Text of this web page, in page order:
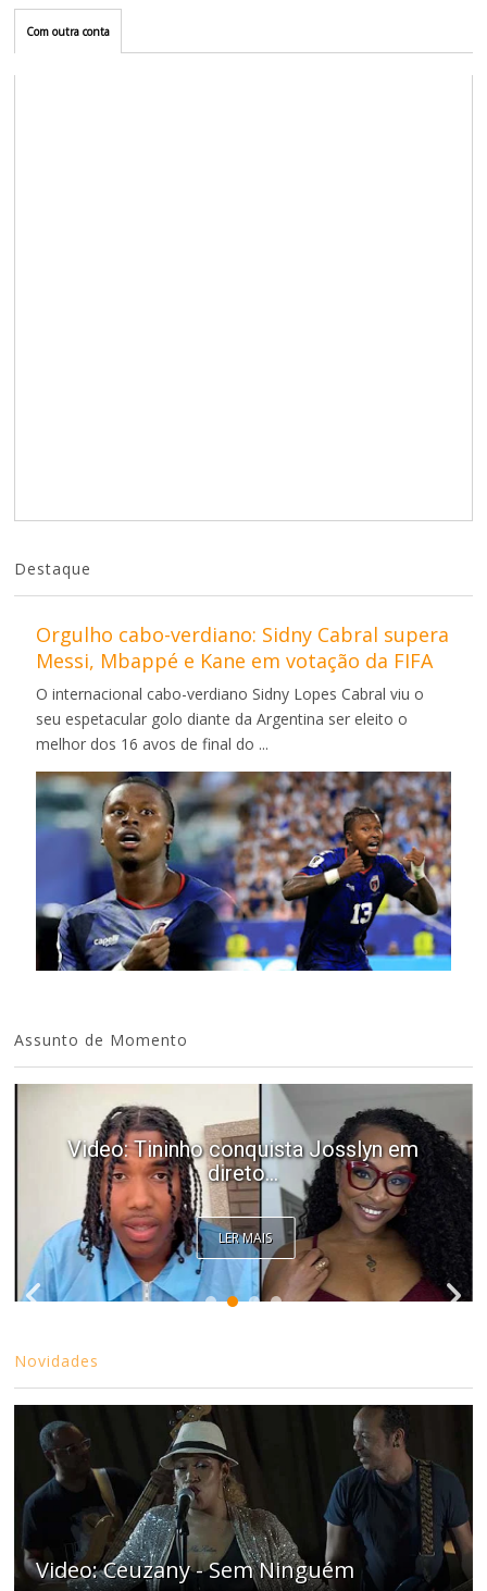
Com outra conta
Destaque
Orgulho cabo-verdiano: Sidny Cabral supera
Messi, Mbappé e Kane em votação da FIFA
O internacional cabo-verdiano Sidny Lopes Cabral viu o
seu espetacular golo diante da Argentina ser eleito o
melhor dos 16 avos de final do ...
Assunto de Momento
Video: Tininho conquista Josslyn em
direto...
LER MAIS
Novidades
Video: Ceuzany - Sem Ninguém